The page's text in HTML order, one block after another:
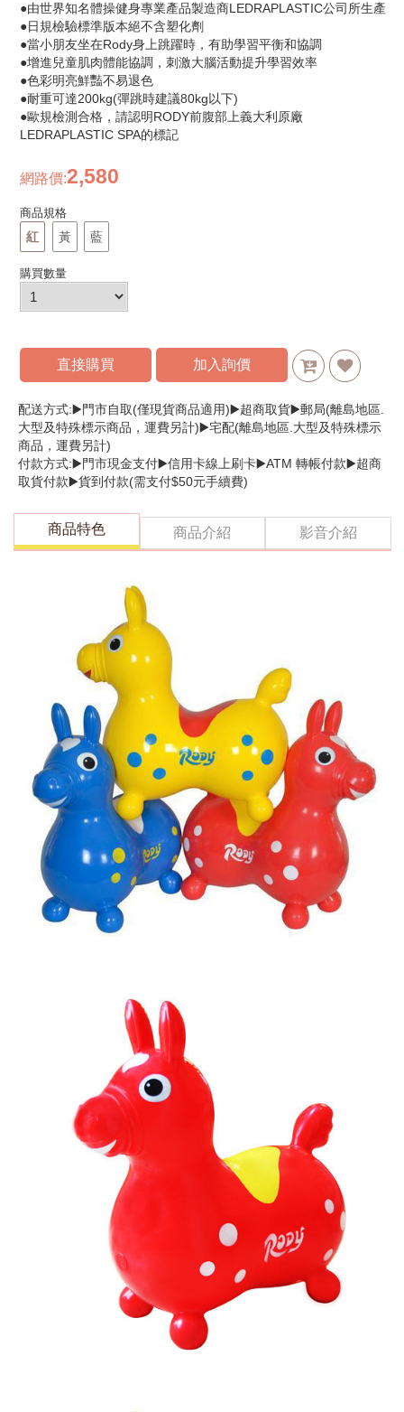
●由世界知名體操健身專業產品製造商LEDRAPLASTIC公司所生產
●日規檢驗標準版本絕不含塑化劑
●當小朋友坐在Rody身上跳躍時，有助學習平衡和協調
●增進兒童肌肉體能協調，刺激大腦活動提升學習效率
●色彩明亮鮮豔不易退色
●耐重可達200kg(彈跳時建議80kg以下)
●歐規檢測合格，請認明RODY前腹部上義大利原廠
LEDRAPLASTIC SPA的標記
網路價:2,580
商品規格
紅 黃 藍
購買數量
直接購買 加入詢價
配送方式:▶️門市自取(僅現貨商品適用)▶️超商取貨▶️郵局(離島地區.
大型及特殊標示商品，運費另計)▶️宅配(離島地區.大型及特殊標示
商品，運費另計)
付款方式:▶️門市現金支付▶️信用卡線上刷卡▶️ATM 轉帳付款▶️超商
取貨付款▶️貨到付款(需支付$50元手續費)
商品特色 商品介紹 影音介紹